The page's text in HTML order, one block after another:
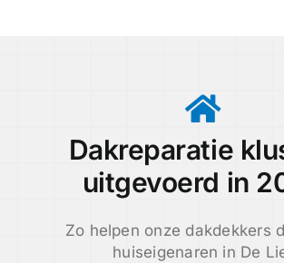
Dakreparatie
uitgevoerd in
Zo helpen onze dakdekkers
huiseigenaren in De